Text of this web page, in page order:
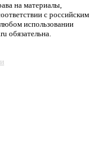
на материалы,
с российским
использовании
обязательна.